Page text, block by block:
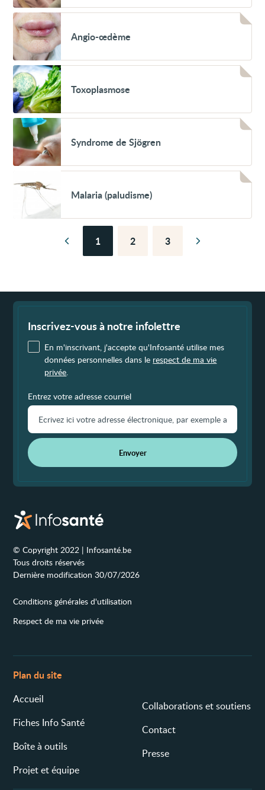
Voir
Angio-
œdème
Angio-œdème
Voir
Toxoplasmose
Toxoplasmose
Voir
Syndrome
de
Sjögren
Syndrome de Sjögren
Malaria
(paludisme)
Malaria (paludisme)
Page
précédente
Page
1 Page
2 Page
3 Page
Inscrivez-vous à notre infolettre
En m'inscrivant, j'accepte qu'Infosanté utilise mes
données personnelles dans le respect de ma vie
privée.
Entrez votre adresse courriel
Envoyer
© Copyright 2022 | Infosanté.be
Tous droits réservés
Dernière modification 30/07/2026
Conditions générales d'utilisation
Respect de ma vie privée
Plan du site
Accueil
Fiches Info Santé
Boîte à outils
Projet et équipe
Collaborations et soutiens
Contact
Presse